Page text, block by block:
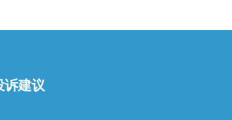
诉建议